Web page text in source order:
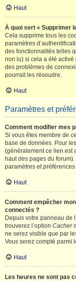
Haut
À quoi sert « Supprimer
Cela supprime tous les
paramètres
des fonctionnalités telles
non lu) si cela a été
des problèmes de
pourrait les résoudre.
Haut
Paramètres et
Comment modifier mes
Si vous êtes membre de
base de données. Pour
(généralement ce lien est
haut des pages du
paramètres et
Haut
Comment empêcher
connectés ?
Depuis votre panneau de
trouverez l’option Cacher
ne serez visible que par
Vous serez compté parmi
Haut
Les heures ne sont pas